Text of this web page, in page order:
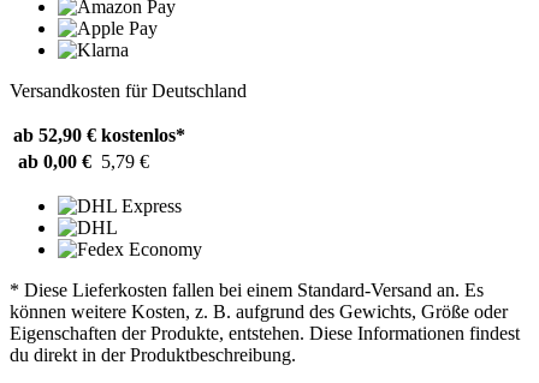
Versandkosten für Deutschland
ab 52,90 € kostenlos*
ab 0,00 € 5,79 €
* Diese Lieferkosten fallen bei einem Standard-Versand an. Es
können weitere Kosten, z. B. aufgrund des Gewichts, Größe oder
Eigenschaften der Produkte, entstehen. Diese Informationen findest
du direkt in der Produktbeschreibung.